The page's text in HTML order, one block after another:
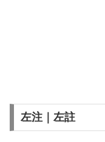
左注｜左註